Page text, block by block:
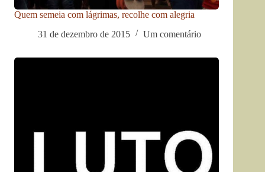
Quem semeia com lágrimas, recolhe com alegria
31 de dezembro de 2015
Um comentário